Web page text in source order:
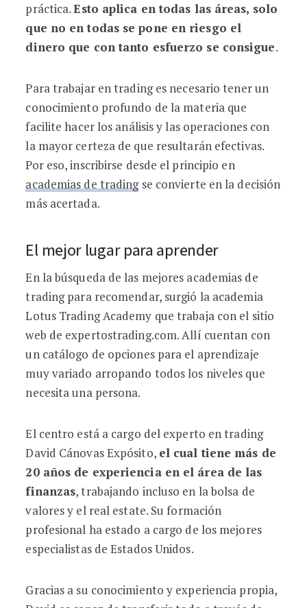
práctica.Esto aplica en todas las áreas, solo
que no en todas se pone en riesgo el
dinero que con tanto esfuerzo se consigue.
Para trabajar en trading es necesario tener un
conocimiento profundo de la materia que
facilite hacer los análisis y las operaciones con
la mayor certeza de que resultarán efectivas.
Por eso, inscribirse desde el principio en
academias de tradingse convierte en la decisión
más acertada.
El mejor lugar para aprender
En la búsqueda de las mejores academias de
trading para recomendar, surgió la academia
Lotus Trading Academy que trabaja con el sitio
web de expertostrading.com. Allí cuentan con
un catálogo de opciones para el aprendizaje
muy variado arropando todos los niveles que
necesita una persona.
El centro está a cargo del experto en trading
David Cánovas Expósito, el cual tiene más de
20 años de experiencia en el área de las
finanzas, trabajando incluso en la bolsa de
valores y el real estate. Su formación
profesional ha estado a cargo de los mejores
especialistas de Estados Unidos.
Gracias a su conocimiento y experiencia propia,